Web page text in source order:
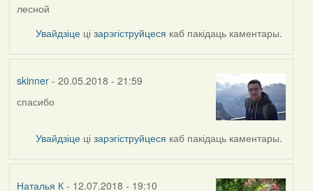
In
reply
by
лесной
Увайдзіце цізарэгіструйцеся каб пакідаць каментары.
skinner- 20.05.2018 - 21:59
спасибо
Увайдзіце цізарэгіструйцеся каб пакідаць каментары.
Наталья К- 12.07.2018 - 19:10